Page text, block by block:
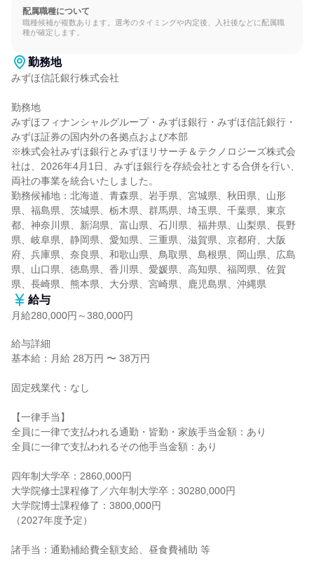
配属職種について
職種候補が複数あります。選考のタイミングや内定後、入社後などに配属職
種が確定します。
勤務地
みずほ信託銀行株式会社
勤務地
みずほフィナンシャルグループ・みずほ銀行・みずほ信託銀行・
みずほ証券の国内外の各拠点および本部
※株式会社みずほ銀行とみずほリサーチ＆テクノロジーズ株式会
社は、2026年4月1日、みずほ銀行を存続会社とする合併を行い、
両社の事業を統合いたしました。
勤務候補地：北海道、青森県、岩手県、宮城県、秋田県、山形
県、福島県、茨城県、栃木県、群馬県、埼玉県、千葉県、東京
都、神奈川県、新潟県、富山県、石川県、福井県、山梨県、長野
県、岐阜県、静岡県、愛知県、三重県、滋賀県、京都府、大阪
府、兵庫県、奈良県、和歌山県、鳥取県、島根県、岡山県、広島
県、山口県、徳島県、香川県、愛媛県、高知県、福岡県、佐賀
県、長崎県、熊本県、大分県、宮崎県、鹿児島県、沖縄県
給与
月給280,000円～380,000円
給与詳細
基本給：月給 28万円 〜 38万円
固定残業代：なし
【一律手当】
全員に一律で支払われる通勤・皆勤・家族手当金額：あり
全員に一律で支払われるその他手当金額：あり
四年制大学卒：2860,000円
大学院修士課程修了／六年制大学卒：30280,000円
大学院博士課程修了：3800,000円
（2027年度予定）
諸手当：通勤補給費全額支給、昼食費補助 等